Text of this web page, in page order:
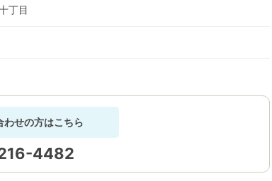
丁目
わせの方はこちら
4482